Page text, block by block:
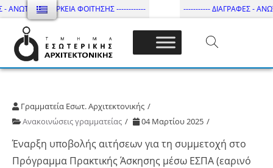
ΔΙΑΡΚΕΙΑ ΦΟΙΤΗΣΗΣ ------------ ----------- ΔΙΑΓΡΑΦΕΣ -
Τμήμα Εσωτ. Αρχιτεκτονικής – ΔΙ.ΠΑ.Ε
Γραμματεία Εσωτ. Αρχιτεκτονικής
Ανακοινώσεις γραμματείας
04 Μαρτίου 2025
Έναρξη υποβολής αιτήσεων για τη συμμετοχή στο
Πρόγραμμα Πρακτικής Άσκησης μέσω ΕΣΠΑ (εαρινό